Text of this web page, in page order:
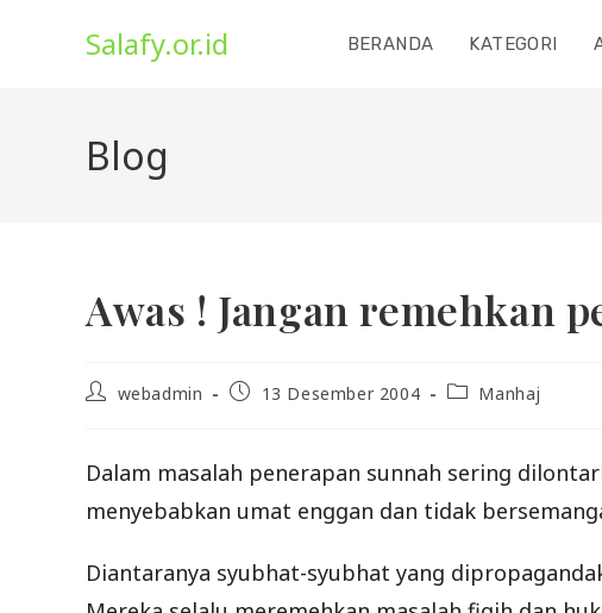
Salafy.or.id BERANDA KATEGORI
Blog
Awas ! Jangan remehkan
Postwebadmin
Post13 Desember 2004
PostManhaj
Dalam masalah penerapan sunnah sering
menyebabkan umat enggan dan tidak
Diantaranya syubhat-syubhat yang